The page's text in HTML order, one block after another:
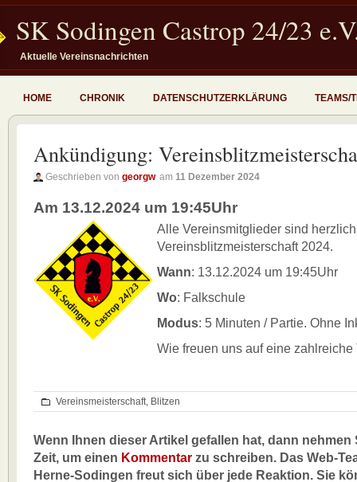
SK Sodingen Castrop 24/23
Aktuelle Vereinsnachrichten
HOME CHRONIK DATENSCHUTZERKLÄRUNG TEAMS/
Ankündigung:
Geschrieben von georgw am 11 Dezember 2024
Am 13.12.2024 um 19:45Uhr
Alle Vereinsmitglieder sind
Vereinsblitzmeisterschaft 2024.
Wann: 13.12.2024 um 19:45Uhr
Wo: Falkschule
Modus: 5 Minuten / Partie. Ohne
Wie freuen uns auf eine zahlreiche
Vereinsmeisterschaft, Blitzen
Wenn Ihnen dieser Artikel gefallen hat, dann nehmen
Zeit, um einen Kommentar zu schreiben. Das Web-
Herne-Sodingen freut sich über jede Reaktion. Sie